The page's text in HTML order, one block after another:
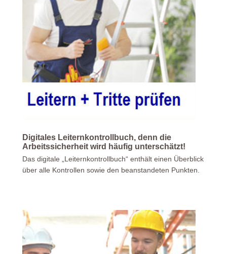
Digitales Leiternkontrollbuch, denn die
Arbeitssicherheit wird häufig unterschätzt!
Das digitale „Leiternkontrollbuch“ enthält einen Überblick
über alle Kontrollen sowie den beanstandeten Punkten.